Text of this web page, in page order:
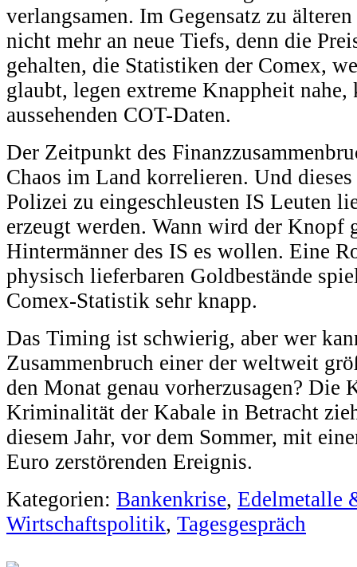
verlangsamen. Im Gegensatz zu
nicht mehr an neue Tiefs, denn die
gehalten, die Statistiken der Comex,
glaubt, legen extreme Knappheit
aussehenden COT-Daten.
Der Zeitpunkt des
Chaos im Land korrelieren. Und
Polizei zu eingeschleusten IS Leuten
erzeugt werden. Wann wird der Knopf
Hintermänner des IS es wollen. Eine
physisch lieferbaren Goldbestände
Comex-Statistik sehr knapp.
Das Timing ist schwierig, aber wer
Zusammenbruch einer der weltweit
den Monat genau vorherzusagen? Die
Kriminalität der Kabale in Betracht
diesem Jahr, vor dem Sommer, mit
Euro zerstörenden Ereignis.
Kategorien: Bankenkrise, Edelmetalle
Wirtschaftspolitik, Tagesgespräch